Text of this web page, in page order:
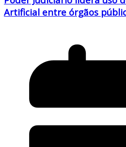
Artificial entre órgãos